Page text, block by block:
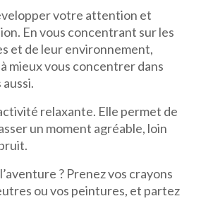
votre attention et
En vous concentrant sur les
et de leur environnement,
mieux vous concentrer dans
relaxante. Elle permet de
un moment agréable, loin
? Prenez vos crayons
ou vos peintures, et partez